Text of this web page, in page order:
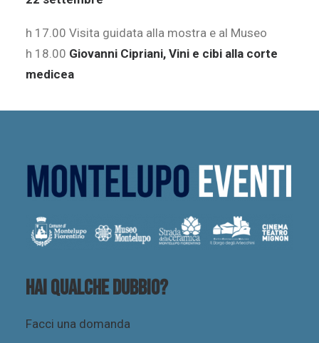
h 17.00 Visita guidata alla mostra e al Museo
h 18.00 Giovanni Cipriani, Vini e cibi alla corte
medicea
Hai qualche dubbio?
Facci una domanda